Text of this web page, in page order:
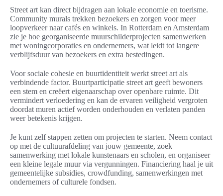
Street art kan direct bijdragen aan lokale economie en toerisme.
Community murals trekken bezoekers en zorgen voor meer
loopverkeer naar cafés en winkels. In Rotterdam en Amsterdam
zie je hoe georganiseerde muurschilderprojecten samenwerken
met woningcorporaties en ondernemers, wat leidt tot langere
verblijfsduur van bezoekers en extra bestedingen.
Voor sociale cohesie en buurtidentiteit werkt street art als
verbindende factor. Buurtparticipatie street art geeft bewoners
een stem en creëert eigenaarschap over openbare ruimte. Dit
vermindert verloedering en kan de ervaren veiligheid vergroten
doordat muren actief worden onderhouden en verlaten panden
weer betekenis krijgen.
Je kunt zelf stappen zetten om projecten te starten. Neem contact
op met de cultuurafdeling van jouw gemeente, zoek
samenwerking met lokale kunstenaars en scholen, en organiseer
een kleine legale muur via vergunningen. Financiering haal je uit
gemeentelijke subsidies, crowdfunding, samenwerkingen met
ondernemers of culturele fondsen.